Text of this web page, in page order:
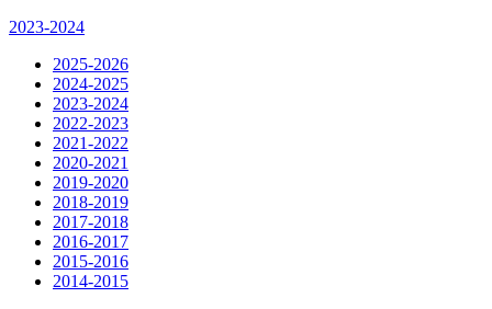
2023-2024
2025-2026
2024-2025
2023-2024
2022-2023
2021-2022
2020-2021
2019-2020
2018-2019
2017-2018
2016-2017
2015-2016
2014-2015